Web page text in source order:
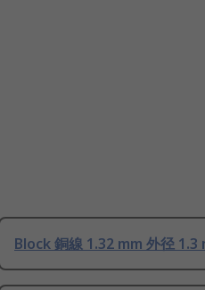
Block 銅線 1.32 mm 外径 1.3